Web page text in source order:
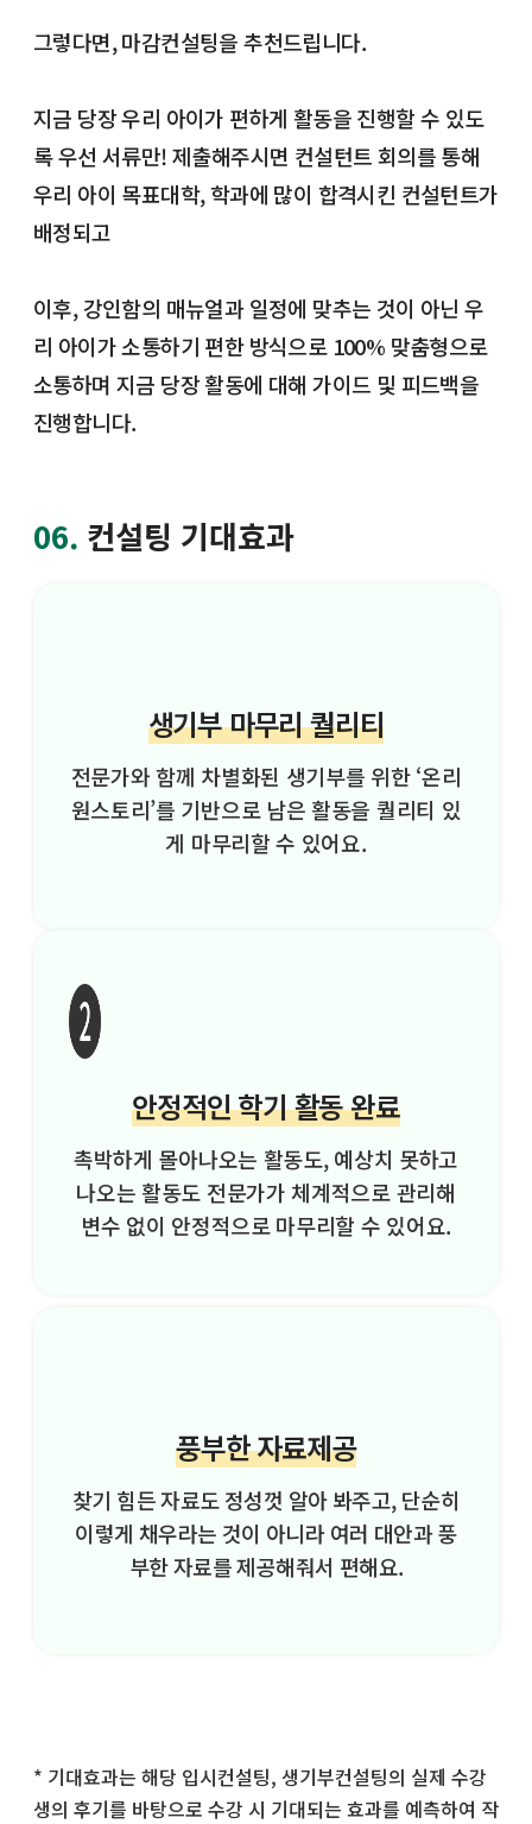
그렇다면, 마감컨설팅을 추천드립니다.
지금 당장 우리 아이가 편하게 활동을 진행할 수 있도
록 우선 서류만! 제출해주시면 컨설턴트 회의를 통해
우리 아이 목표대학, 학과에 많이 합격시킨 컨설턴트가
배정되고
이후, 강인함의 매뉴얼과 일정에 맞추는 것이 아닌 우
리 아이가 소통하기 편한 방식으로 100% 맞춤형으로
소통하며 지금 당장 활동에 대해 가이드 및 피드백을
진행합니다.
06. 컨설팅 기대효과
생기부 마무리 퀄리티
전문가와 함께 차별화된 생기부를 위한 ‘온리
원스토리’를 기반으로 남은 활동을 퀄리티 있
게 마무리할 수 있어요.
안정적인 학기 활동 완료
촉박하게 몰아나오는 활동도, 예상치 못하고
나오는 활동도 전문가가 체계적으로 관리해
변수 없이 안정적으로 마무리할 수 있어요.
풍부한 자료제공
찾기 힘든 자료도 정성껏 알아 봐주고, 단순히
이렇게 채우라는 것이 아니라 여러 대안과 풍
부한 자료를 제공해줘서 편해요.
* 기대효과는 해당 입시컨설팅, 생기부컨설팅의 실제 수강
생의 후기를 바탕으로 수강 시 기대되는 효과를 예측하여 작